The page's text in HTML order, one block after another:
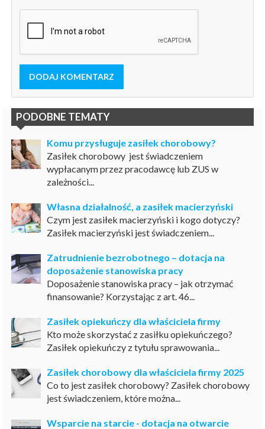
DODAJ KOMENTARZ
PODOBNE TEMATY
Komu przysługuje zasiłek chorobowy?
Zasiłek chorobowy jest świadczeniem
wypłacanym przez pracodawcę lub ZUS w
zależności...
Własna działalność, a zasiłek macierzyński
Czym jest zasiłek macierzyński i kogo dotyczy?
Zasiłek macierzyński jest świadczeniem...
Zatrudnienie bezrobotnego – dotacja na
doposażenie stanowiska pracy
Doposażenie stanowiska pracy – jak otrzymać
finansowanie? Korzystając z art. 46...
Zasiłek opiekuńczy dla właściciela firmy
Kto może skorzystać z zasiłku opiekuńczego?
Zasiłek opiekuńczy z tytułu sprawowania...
Zasiłek chorobowy dla właściciela firmy 2025
Co to jest zasiłek chorobowy? Zasiłek chorobowy
jest świadczeniem, które można...
Wsparcie na starcie - dotacja na otwarcie